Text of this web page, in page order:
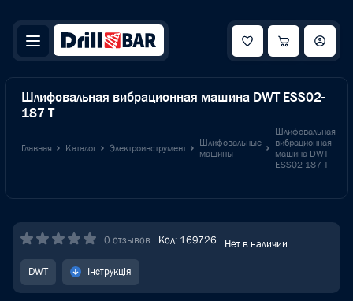
Шлифовальная вибрационная машина DWT ESS02-
187 T
Главная Каталог Электроинструмент
Шлифовальные
машины
Шлифовальная
вибрационная
машина DWT
ESS02-187 T
0 отзывов Код: 169726 Нет в наличии
DWT Інструкція